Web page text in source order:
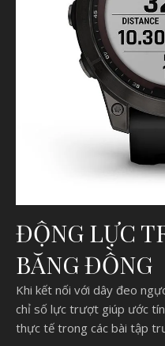
ĐỘNG LỰC
BĂNG ĐỒNG
Khi kết nối với dây đeo
chỉ số lực trượt giúp ước
thực tế trong các bài tập